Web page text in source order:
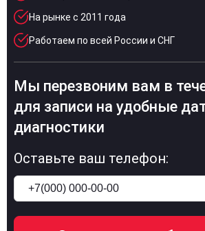
На рынке с 2011 года
Работаем по всей России и СНГ
Мы перезвоним вам в
для записи на удобные
диагностики
Оставьте ваш телефон: